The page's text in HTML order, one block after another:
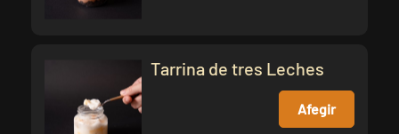
Tarrina de tres Leches
Afegir